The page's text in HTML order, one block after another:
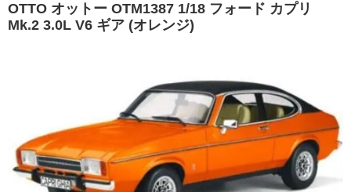
OTTO オットー OTM1387 1/18 フォード カプリ
Mk.2 3.0L V6 ギア (オレンジ)